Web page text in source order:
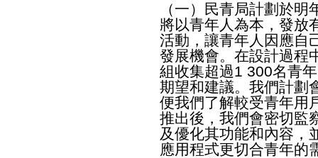
（一）民青局計劃於
將以青年人為本，發放
活動，讓青年人因應自
發展機會。在設計過程
組收集超過1 300名青
期望和建議。我們計劃
便我們了解較受青年用
推出後，我們會密切監
及優化其功能和內容，
應用程式更切合青年的